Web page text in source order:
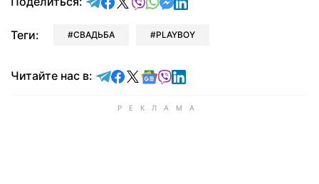
Теги: СВАДЬБА PLAYBOY
Читайте нас в: Читайте в Telegram
Читайте в Facebook
Читайте в X
Читайте в Google news
Читайте в Viber
Читайте в LinkedIn